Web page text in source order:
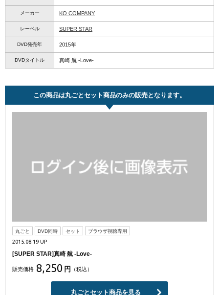
メーカー KO COMPANY
レーベル SUPER STAR
DVD発売年 2015年
DVDタイトル 真崎 航 -Love-
この商品は丸ごとセット商品のみの販売となります。
丸ごと DVD同時 セット ブラウザ視聴専用
2015.08.19 UP
[SUPER STAR]真崎 航 -Love-
販売価格 8,250 円 （税込）
丸ごとセット商品を見る